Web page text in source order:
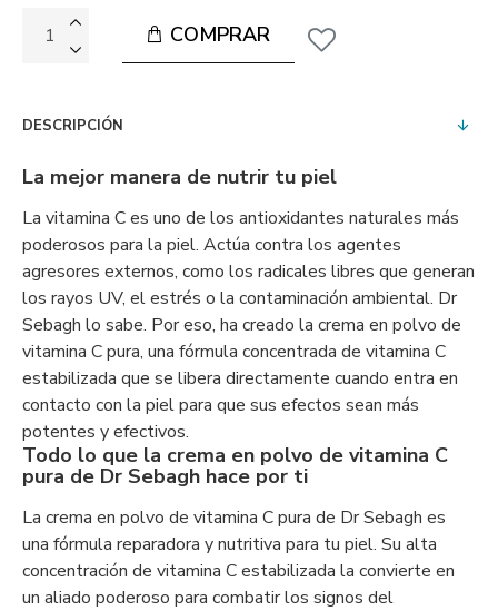
COMPRAR
DESCRIPCIÓN
La mejor manera de nutrir tu piel
La vitamina C es uno de los antioxidantes naturales más
poderosos para la piel. Actúa contra los agentes
agresores externos, como los radicales libres que generan
los rayos UV, el estrés o la contaminación ambiental. Dr
Sebagh lo sabe. Por eso, ha creado la crema en polvo de
vitamina C pura, una fórmula concentrada de vitamina C
estabilizada que se libera directamente cuando entra en
contacto con la piel para que sus efectos sean más
potentes y efectivos.
Todo lo que la crema en polvo de vitamina C
pura de Dr Sebagh hace por ti
La crema en polvo de vitamina C pura de Dr Sebagh es
una fórmula reparadora y nutritiva para tu piel. Su alta
concentración de vitamina C estabilizada la convierte en
un aliado poderoso para combatir los signos del